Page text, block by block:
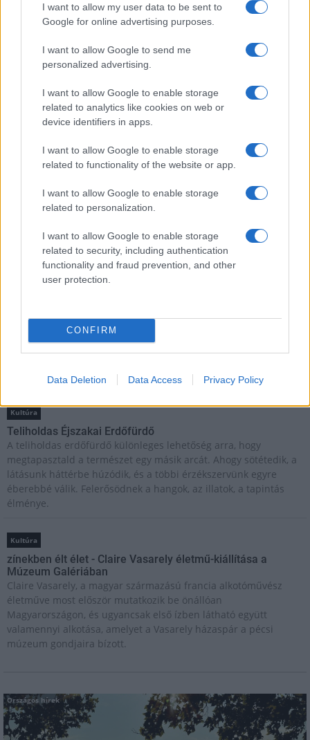
I want to allow my user data to be sent to
Google for online advertising purposes.
I want to allow Google to send me
personalized advertising.
I want to allow Google to enable storage
related to analytics like cookies on web or
device identifiers in apps.
I want to allow Google to enable storage
related to functionality of the website or app.
I want to allow Google to enable storage
related to personalization.
I want to allow Google to enable storage
related to security, including authentication
functionality and fraud prevention, and other
user protection.
CONFIRM
Data Deletion Data Access Privacy Policy
E-mail cím
Feliratkozom a hírlevélre és elfogadom az
adatvédelmi
FELIRATKOZÁS
Augusztus első hétvégéjén (augusztus 1-2.) a Pécsi-tó partja
megtelik élettel, sporttal és élményekkel!
Brandnyúl mini disco
Ilyen még nem volt: most a gyerkőcök bulizhatnak a Káptalan
Beindult az őszibarackszezon, szeptemberig élvezhetjük
- csaknem 17 millió tonnával - messze a legnagyobb termelő.
Kultúra
Teliholdas Éjszakai Erdőfürdő
A teliholdas erdőfürdő különleges lehetőség arra, hogy
megtapasztald a természet egy másik arcát. Ahogy sötétedik, a
látásunk háttérbe húzódik, és a többi érzékszervünk egyre
éberebbé válik. Felerősödnek a hangok, az illatok, a tapintás
élménye.
Kultúra
zínekben élt élet - Claire Vasarely életmű-kiállítása a
Múzeum Galériában
Claire Vasarely, a magyar származású francia alkotóművész
életműve most először mutatkozik be önállóan
Magyarországon, és ugyancsak első ízben látható együtt
valamennyi alkotása, amelyet a Vasarely házaspár a pécsi
múzeum gondjaira bízott.
Országos hírek